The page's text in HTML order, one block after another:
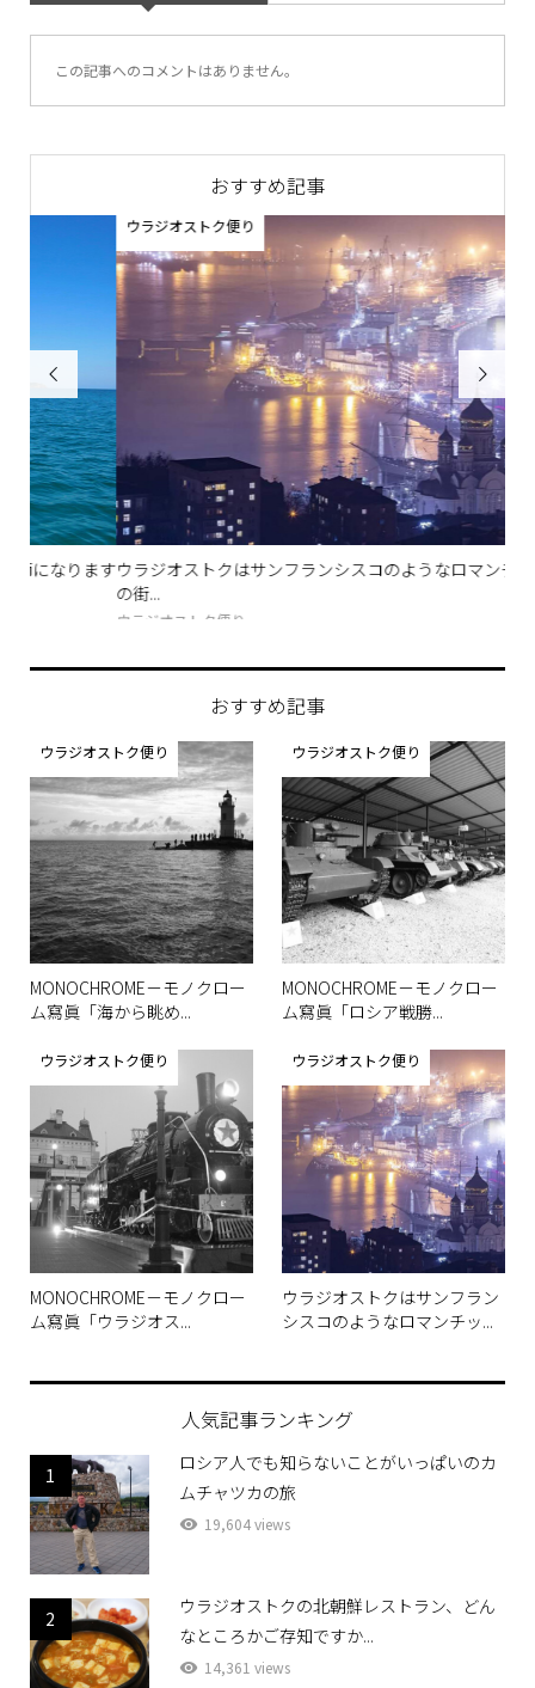
この記事へのコメントはありません。
おすすめ記事

ウラジオストクはサンフランシスコのようなロマンチックな霧
ウラジオストク便り
ウラジオストク便り
ウ

おすすめ記事
ウラジオストク便り
MONOCHROME－モノクロー
ム寫眞「海から眺め...
ウラジオストク便り
MONOCHROME－モノクロー
ム寫眞「ロシア戦勝...
ウラジオストク便り
MONOCHROME－モノクロー
ム寫眞「ウラジオス...
ウラジオストク便り
ウラジオストクはサンフラン
シスコのようなロマンチッ...
人気記事ランキング
1
ロシア人でも知らないことがいっぱいのカ
ムチャツカの旅
19,604 views
2
ウラジオストクの北朝鮮レストラン、どん
なところかご存知ですか...
14,361 views